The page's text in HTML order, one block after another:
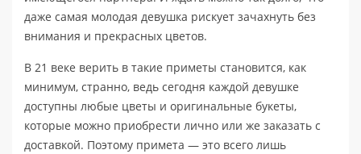
даже самая молодая девушка рискует зачахнуть без
внимания и прекрасных цветов.
В 21 веке верить в такие приметы становится, как
минимум, странно, ведь сегодня каждой девушке
доступны любые цветы и оригинальные букеты,
которые можно приобрести лично или же заказать с
доставкой. Поэтому примета — это всего лишь